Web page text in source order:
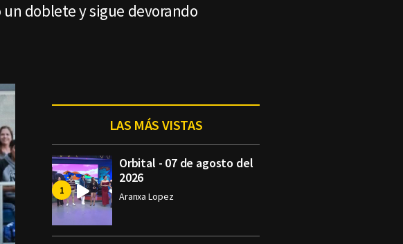
doblete y sigue devorando
LAS MÁS VISTAS
Orbital - 07 de agosto del
2026
Aranxa Lopez